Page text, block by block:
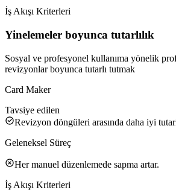
İş Akışı Kriterleri
Yinelemeler boyunca tutarlılık
Sosyal ve profesyonel kullanıma yönelik
revizyonlar boyunca tutarlı tutmak
Card Maker
Tavsiye edilen
Revizyon döngüleri arasında daha iyi
Geleneksel Süreç
Her manuel düzenlemede sapma artar.
İş Akışı Kriterleri